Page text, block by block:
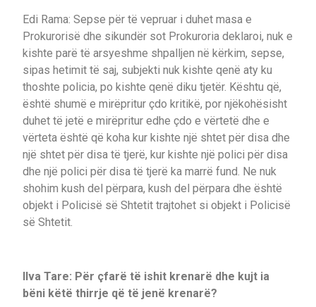
Edi Rama: Sepse për të vepruar i duhet masa e
Prokurorisë dhe sikundër sot Prokuroria deklaroi, nuk e
kishte parë të arsyeshme shpalljen në kërkim, sepse,
sipas hetimit të saj, subjekti nuk kishte qenë aty ku
thoshte policia, po kishte qenë diku tjetër. Kështu që,
është shumë e mirëpritur çdo kritikë, por njëkohësisht
duhet të jetë e mirëpritur edhe çdo e vërtetë dhe e
vërteta është që koha kur kishte një shtet për disa dhe
një shtet për disa të tjerë, kur kishte një polici për disa
dhe një polici për disa të tjerë ka marrë fund. Ne nuk
shohim kush del përpara, kush del përpara dhe është
objekt i Policisë së Shtetit trajtohet si objekt i Policisë
së Shtetit.
Ilva Tare: Për çfarë të ishit krenarë dhe kujt ia
bëni këtë thirrje që të jenë krenarë?